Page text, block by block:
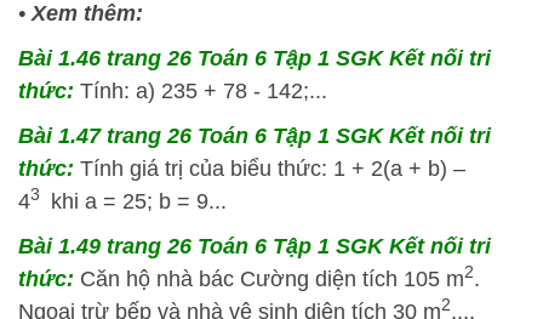
•Xem thêm:
Bài 1.46 trang 26 Toán 6 Tập 1 SGK Kết nối tri
thức: Tính: a) 235 + 78 - 142;...
Bài 1.47 trang 26 Toán 6 Tập 1 SGK Kết nối tri
thức: Tính giá trị của biểu thức: 1 + 2(a + b) –
43
khi a = 25; b = 9...
Bài 1.49 trang 26 Toán 6 Tập 1 SGK Kết nối tri
thức: Căn hộ nhà bác Cường diện tích 105 m2.
Ngoại trừ bếp và nhà vệ sinh diện tích 30 m2,...